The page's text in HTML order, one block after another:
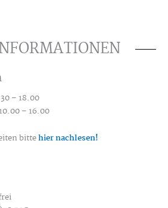
– 18.00
– 16.00
bittehier nachlesen!